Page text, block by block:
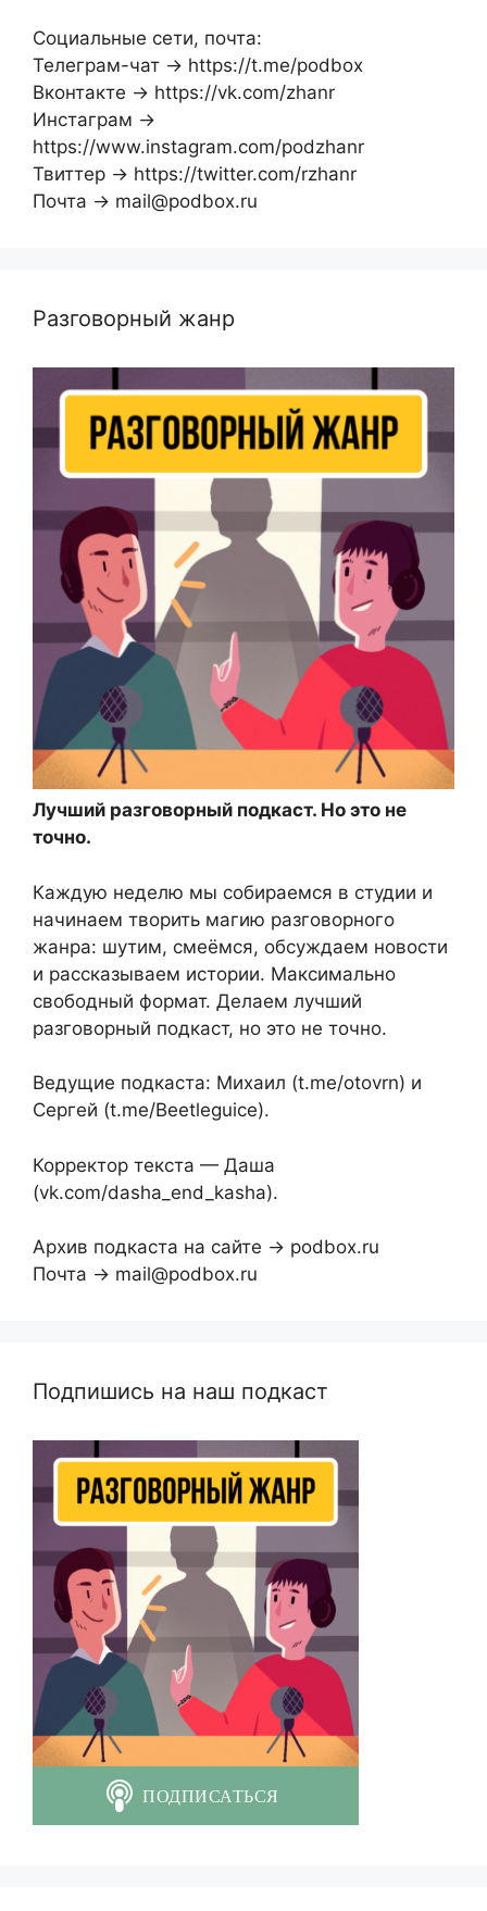
Социальные сети, почта:
Телеграм-чат → https://t.me/podbox
Вконтакте → https://vk.com/zhanr
Инстаграм →
https://www.instagram.com/podzhanr
Твиттер → https://twitter.com/rzhanr
Почта → mail@podbox.ru
Разговорный жанр
Лучший разговорный подкаст. Но это не
точно.
Каждую неделю мы собираемся в студии и
начинаем творить магию разговорного
жанра: шутим, смеёмся, обсуждаем новости
и рассказываем истории. Максимально
свободный формат. Делаем лучший
разговорный подкаст, но это не точно.
Ведущие подкаста: Михаил (t.me/otovrn) и
Сергей (t.me/Beetleguice).
Корректор текста — Даша
(vk.com/dasha_end_kasha).
Архив подкаста на сайте → podbox.ru
Почта → mail@podbox.ru
Подпишись на наш подкаст